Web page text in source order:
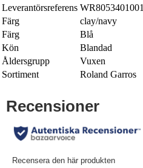
Leverantörsreferens WR8053401001
Färg
clay/navy
Färg
Blå
Kön
Blandad
Åldersgrupp
Vuxen
Sortiment
Roland Garros